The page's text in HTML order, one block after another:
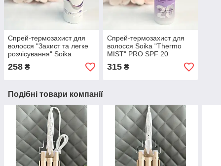
Спрей-термозахист для
волосся "Захист та легке
розчісування" Soika
Thermo Spray об'ємом
200 мл
258 ₴
Спрей-термозахист для
волосся Soika "Thermo
MIST" PRO SPF 20
об'ємом 200 мл
315₴
Подібні товари компанії